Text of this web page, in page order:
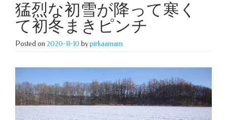
猛烈な初雪が降って寒く
て初冬まきピンチ
Posted on 2020-11-10 bypirkaamam